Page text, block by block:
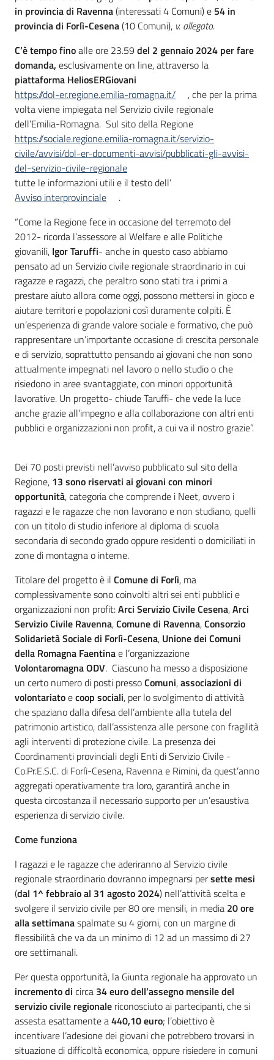
in provincia di Ravenna(interessati 4 Comuni) e 54 in
provincia di Forlì-Cesena(10 Comuni), v. allegato.
C’è tempo finoalle ore 23.59 del 2 gennaio 2024 per fare
domanda, esclusivamente on line, attraverso la
piattaforma HeliosERGiovani
https://dol-er.regione.emilia-romagna.it/
, che per la prima
volta viene impiegata nel Servizio civile regionale
dell’Emilia-Romagna. Sul sito della Regione
https://sociale.regione.emilia-romagna.it/servizio-
civile/avvisi/dol-er-documenti-avvisi/pubblicati-gli-avvisi-
del-servizio-civile-regionale
tutte le informazioni utili e il testo dell’
Avviso interprovinciale
.
“Come la Regione fece in occasione del terremoto del
2012- ricorda l’assessore al Welfare e alle Politiche
giovanili, Igor Taruffi- anche in questo caso abbiamo
pensato ad un Servizio civile regionale straordinario in cui
ragazze e ragazzi, che peraltro sono stati tra i primi a
prestare aiuto allora come oggi, possono mettersi in gioco e
aiutare territori e popolazioni così duramente colpiti. È
un’esperienza di grande valore sociale e formativo, che può
rappresentare un’importante occasione di crescita personale
e di servizio, soprattutto pensando ai giovani che non sono
attualmente impegnati nel lavoro o nello studio o che
risiedono in aree svantaggiate, con minori opportunità
lavorative. Un progetto- chiude Taruffi- che vede la luce
anche grazie all’impegno e alla collaborazione con altri enti
pubblici e organizzazioni non profit, a cui va il nostro grazie”.
Dei 70 posti previsti nell’avviso pubblicato sul sito della
Regione, 13 sono riservati ai giovani con minori
opportunità, categoria che comprende i Neet, ovvero i
ragazzi e le ragazze che non lavorano e non studiano, quelli
con un titolo di studio inferiore al diploma di scuola
secondaria di secondo grado oppure residenti o domiciliati in
zone di montagna o interne.
Titolare del progetto è il Comune di Forlì, ma
complessivamente sono coinvolti altri sei enti pubblici e
organizzazioni non profit:Arci Servizio Civile Cesena,Arci
Servizio Civile Ravenna,Comune di Ravenna,Consorzio
Solidarietà Sociale di Forlì-Cesena, Unione dei Comuni
della Romagna Faentinae l’organizzazione
Volontaromagna ODV. Ciascuno ha messo a disposizione
un certo numero di posti pressoComuni,associazioni di
volontariatoecoop sociali, per lo svolgimento di attività
che spaziano dalla difesa dell’ambiente alla tutela del
patrimonio artistico, dall’assistenza alle persone con fragilità
agli interventi di protezione civile. La presenza dei
Coordinamenti provinciali degli Enti di Servizio Civile -
Co.Pr.E.S.C. di Forlì-Cesena, Ravenna e Rimini, da quest’anno
aggregati operativamente tra loro, garantirà anche in
questa circostanza il necessario supporto per un’esaustiva
esperienza di servizio civile.
Come funziona
I ragazzi e le ragazze che aderiranno al Servizio civile
regionale straordinario dovranno impegnarsi persette mesi
(dal 1^ febbraio al 31 agosto 2024) nell’attività scelta e
svolgere il servizio civile per 80 ore mensili, in media 20 ore
alla settimanaspalmate su 4 giorni, con un margine di
flessibilità che va da un minimo di 12 ad un massimo di 27
ore settimanali.
Per questa opportunità, la Giunta regionale ha approvato un
incremento di circa 34 euro dell’assegno mensile del
servizio civile regionale riconosciuto ai partecipanti, che si
assesta esattamente a440,10 euro; l’obiettivo è
incentivare l’adesione dei giovani che potrebbero trovarsi in
situazione di difficoltà economica, oppure risiedere in comuni